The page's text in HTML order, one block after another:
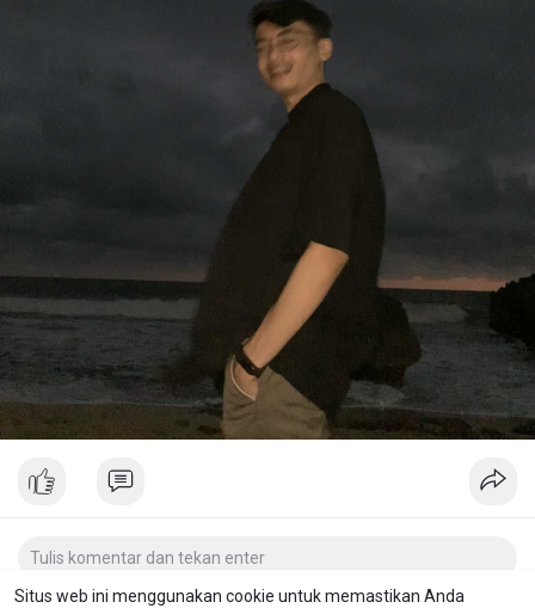
Situs web ini menggunakan cookie untuk memastikan Anda